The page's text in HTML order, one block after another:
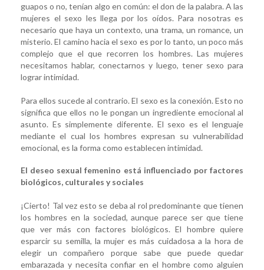
guapos o no, tenían algo en común: el don de la palabra. A las
mujeres el sexo les llega por los oídos. Para nosotras es
necesario que haya un contexto, una trama, un romance, un
misterio. El camino hacia el sexo es por lo tanto, un poco más
complejo que el que recorren los hombres. Las mujeres
necesitamos hablar, conectarnos y luego, tener sexo para
lograr intimidad.
Para ellos sucede al contrario. El sexo es la conexión. Esto no
significa que ellos no le pongan un ingrediente emocional al
asunto. Es simplemente diferente. El sexo es el lenguaje
mediante el cual los hombres expresan su vulnerabilidad
emocional, es la forma como establecen intimidad.
El deseo sexual femenino está influenciado por factores
biológicos, culturales y sociales
¡Cierto! Tal vez esto se deba al rol predominante que tienen
los hombres en la sociedad, aunque parece ser que tiene
que ver más con factores biológicos. El hombre quiere
esparcir su semilla, la mujer es más cuidadosa a la hora de
elegir un compañero porque sabe que puede quedar
embarazada y necesita confiar en el hombre como alguien